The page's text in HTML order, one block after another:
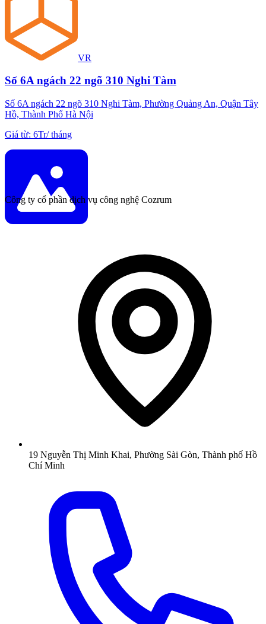
VR
Số 6A ngách 22 ngõ 310 Nghi Tàm
Số 6A ngách 22 ngõ 310 Nghi Tàm, Phường Quảng An, Quận Tây
Hồ, Thành Phố Hà Nội
Giá từ: 6Tr/tháng
Công ty cổ phần dịch vụ công nghệ Cozrum
19 Nguyễn Thị Minh Khai, Phường Sài Gòn, Thành phố Hồ
Chí Minh